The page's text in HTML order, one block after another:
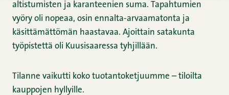
altistumisten ja karanteenien suma. Tapahtumien
vyöry oli nopeaa, osin ennalta-arvaamatonta ja
käsittämättömän haastavaa. Ajoittain satakunta
työpistettä oli Kuusisaaressa tyhjillään.
Tilanne vaikutti koko tuotantoketjuumme – tiloilta
kauppojen hyllyille.